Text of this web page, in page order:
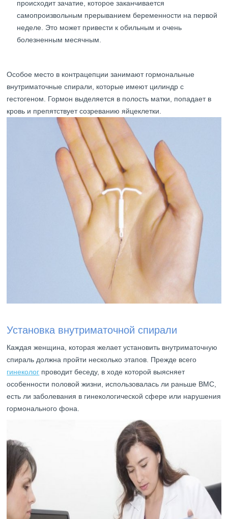
происходит зачатие, которое заканчивается
самопроизвольным прерыванием беременности на первой
неделе. Это может привести к обильным и очень
болезненным месячным.
Особое место в контрацепции занимают гормональные
внутриматочные спирали, которые имеют цилиндр с
гестогеном. Гормон выделяется в полость матки, попадает в
кровь и препятствует созреванию яйцеклетки.
Установка внутриматочной спирали
Каждая женщина, которая желает установить внутриматочную
спираль должна пройти несколько этапов. Прежде всего
гинеколог проводит беседу, в ходе которой выясняет
особенности половой жизни, использовалась ли раньше ВМС,
есть ли заболевания в гинекологической сфере или нарушения
гормонального фона.